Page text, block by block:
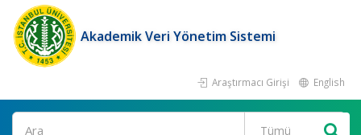
Akademik Veri Yönetim Sistemi
Araştırmacı Girişi English
Ara